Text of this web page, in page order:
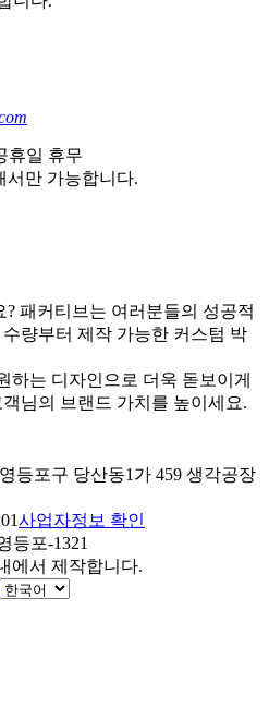
휴일 휴무
서만 가능합니다.
패커티브는 여러분들의 성공적
량부터 제작 가능한 커스텀 박
하는 디자인으로 더욱 돋보이게
님의 브랜드 가치를 높이세요.
등포구 당산동1가 459 생각공장
사업자정보 확인
등포-1321
에서 제작합니다.